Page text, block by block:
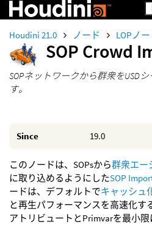
Houdini 21.0 ノード LOPノー
SOP Crowd
SOPネットワークから群衆をUSD
す。
Since 19.0
このノードは、SOPsから群衆エー
に取り込めるようにしたSOP
ードは、デフォルトでキャッシュ
と再生パフォーマンスを高速化す
アトリビュートとPrimvarを最小限